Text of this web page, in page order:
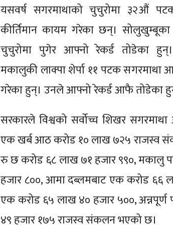
यसवर्ष सगरमाथाको चुचुरोमा ३२औं
कीर्तिमान कायम गरेका छन्।
चुचुरोमा पुगेर आफ्नो रेकर्ड तोडेका
मकालुकी लाक्पा शेर्पा ११ पटक सगरमाथा
गरेका हुन्। उनले आफ्नो रेकर्ड आफै तोडेका
सरकारले विश्वको सर्वोच्च शिखर
एक खर्ब आठ करोड १० लाख ७२५ राजस्व
रु छ करोड ६८ लाख ७१ हजार ९९०, मकालु
हजार ८००, आमा दब्लमबाट एक करोड ६६
एक करोड ६५ लाख ४० हजार ५००,
४९ हजार १७५ राजस्व संकलन भएको छ।